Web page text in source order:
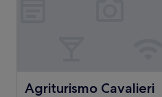
Agriturismo Cavalieri
Agriturismo Cavalieri